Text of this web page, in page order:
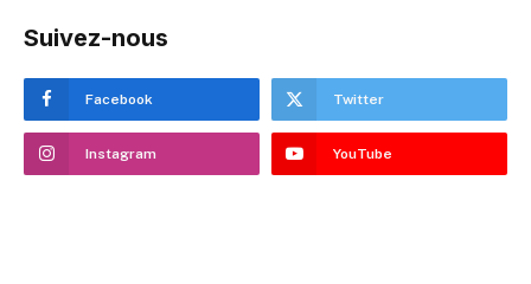
Suivez-nous
Facebook Twitter
Instagram YouTube